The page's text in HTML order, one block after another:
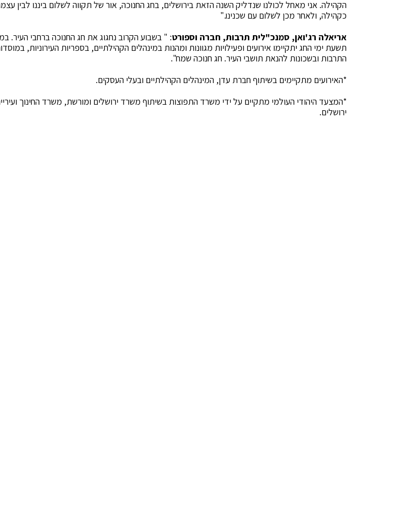
הקהילה. אני מאחל לכולנו שנדליק השנה הזאת בירושלים, בחג החנוכה, אור של תקווה לשלום ביננו לבין
כקהילה, ולאחר מכן לשלום עם שכנינו."
אריאלה רג'ואן, סמנכ"לית תרבות, חברה וספורט: " בשבוע הקרוב נחגוג את חג החנוכה ברחבי העיר.
תשעת ימי החג יתקיימו אירועים ופעילויות מגוונות ומהנות במינהלים הקהילתיים, בספריות העירוניות,
התרבות ובשכונות להנאת תושבי העיר. חג חנוכה שמח".
*האירועים מתקיימים בשיתוף חברת עדן, המינהלים הקהילתיים ובעלי העסקים.
*המצעד היהודי העולמי מתקיים על ידי משרד התפוצות בשיתוף משרד ירושלים ומורשת, משרד החינוך
ירושלים.